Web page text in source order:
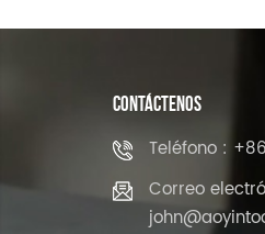
CONTÁCTENOS
Teléfono :
Correo